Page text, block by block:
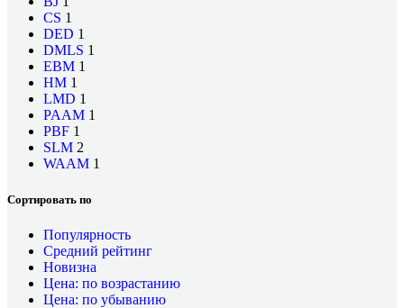
CS 1
DED 1
DMLS 1
EBM 1
HM 1
LMD 1
PAAM 1
PBF 1
SLM 2
WAAM 1
Сортировать по
Популярность
Средний рейтинг
Новизна
Цена: по возрастанию
Цена: по убыванию